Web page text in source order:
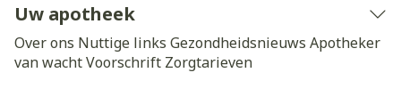
Uw apotheek
Over ons Nuttige links Gezondheidsnieuws Apotheker
van wachtVoorschrift Zorgtarieven